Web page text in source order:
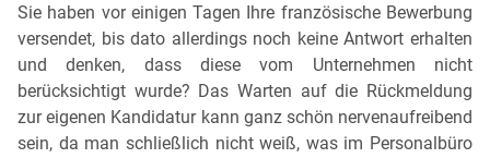
Sie haben vor einigen Tagen Ihre französische Bewerbung
versendet, bis dato allerdings noch keine Antwort erhalten
und denken, dass diese vom Unternehmen nicht
berücksichtigt wurde? Das Warten auf die Rückmeldung
zur eigenen Kandidatur kann ganz schön nervenaufreibend
sein, da man schließlich nicht weiß, was im Personalbüro